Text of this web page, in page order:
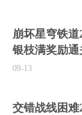
崩坏星穹铁
银枝满奖励通
09-13
交错战线困难